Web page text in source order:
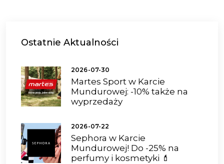
Ostatnie Aktualności
2026-07-30
Martes Sport w Karcie
Mundurowej: -10% także na
wyprzedaży
2026-07-22
Sephora w Karcie
Mundurowej! Do -25% na
perfumy i kosmetyki 💄